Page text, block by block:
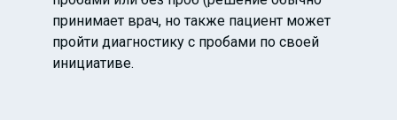
принимает врач, но также пациент может
пройти диагностику с пробами по своей
инициативе.